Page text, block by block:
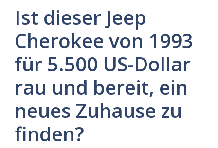
Ist dieser Jeep
Cherokee von 1993
für 5.500 US-Dollar
rau und bereit, ein
neues Zuhause zu
finden?